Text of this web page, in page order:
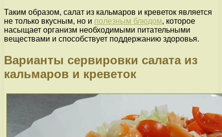
Таким образом, салат из кальмаров и креветок является
не только вкусным, но и полезным блюдом, которое
насыщает организм необходимыми питательными
веществами и способствует поддержанию здоровья.
Варианты сервировки салата из
кальмаров и креветок